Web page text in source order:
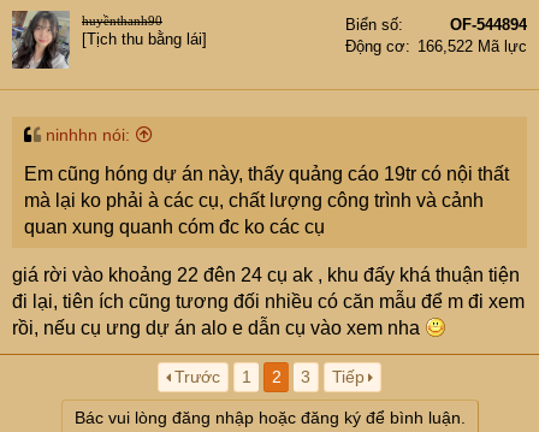
huyềnthanh90
[Tịch thu bằng lái]
Biển số
OF-544894
Động cơ
166,522 Mã lực
ninhhn nói:
Em cũng hóng dự án này, thấy quảng cáo 19tr có nội thất
mà lại ko phải à các cụ, chất lượng công trình và cảnh
quan xung quanh cóm đc ko các cụ
giá rời vào khoảng 22 đên 24 cụ ak , khu đấy khá thuận tiện
đi lại, tiên ích cũng tương đối nhiều có căn mẫu để m đi xem
rồi, nếu cụ ưng dự án alo e dẫn cụ vào xem nha
Trước 1 2 3 Tiếp
Bác vui lòng đăng nhập hoặc đăng ký để bình luận.